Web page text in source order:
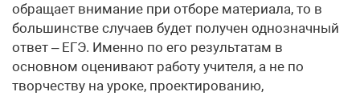
обращает внимание при отборе материала, то в
большинстве случаев будет получен однозначный
ответ – ЕГЭ. Именно по его результатам в
основном оценивают работу учителя, а не по
творчеству на уроке, проектированию,